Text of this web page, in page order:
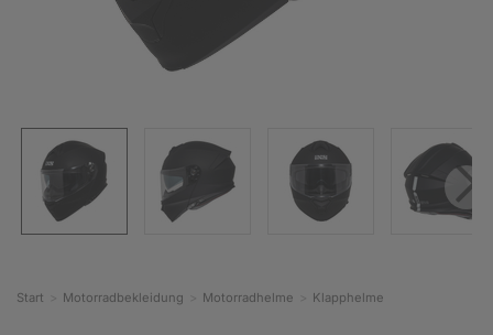
Start Motorradbekleidung Motorradhelme Klapphelme